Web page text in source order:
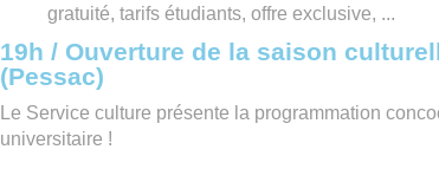
gratuité, tarifs étudiants, offre exclusive, ...
19h / Ouverture de la saison
(Pessac)
Le Service culture présente la programmation
universitaire !